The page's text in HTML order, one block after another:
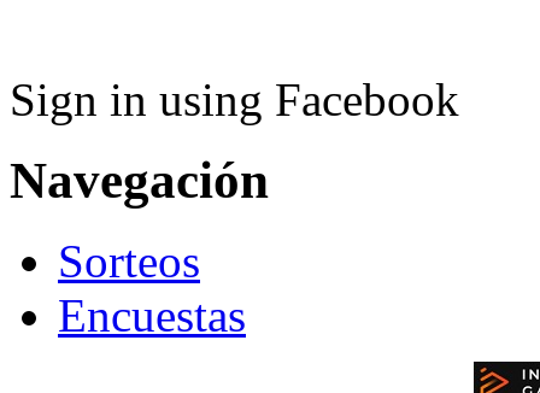
Sign in using Facebook
Navegación
Sorteos
Encuestas